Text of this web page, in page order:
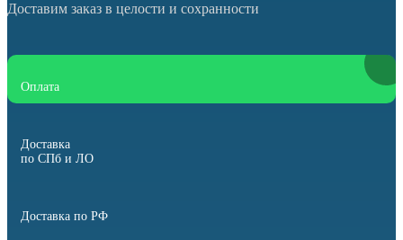
Доставим заказ в целости и сохранности
Оплата
Доставка
по СПб и ЛО
Доставка по РФ